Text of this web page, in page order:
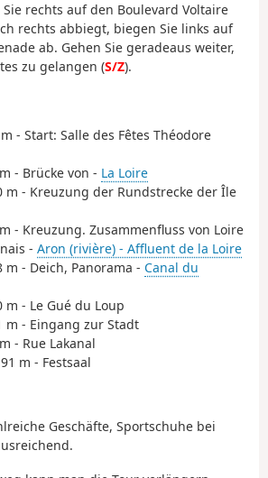
rechts auf den Boulevard Voltaire
rechts abbiegt, biegen Sie links auf
ab. Gehen Sie geradeaus weiter,
zu gelangen (S/Z).
- Start: Salle des Fêtes Théodore
- Brücke von - La Loire
m - Kreuzung der Rundstrecke der Île
- Kreuzung. Zusammenfluss von Loire
- Aron (rivière) - Affluent de la Loire
m - Deich, Panorama - Canal du
m - Le Gué du Loup
m - Eingang zur Stadt
- Rue Lakanal
m - Festsaal
Geschäfte, Sportschuhe bei